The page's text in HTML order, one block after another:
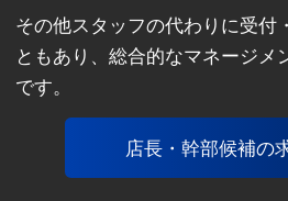
その他スタッフの代わりに受付
ともあり、総合的なマネージメ
です。
店長・幹部候補の